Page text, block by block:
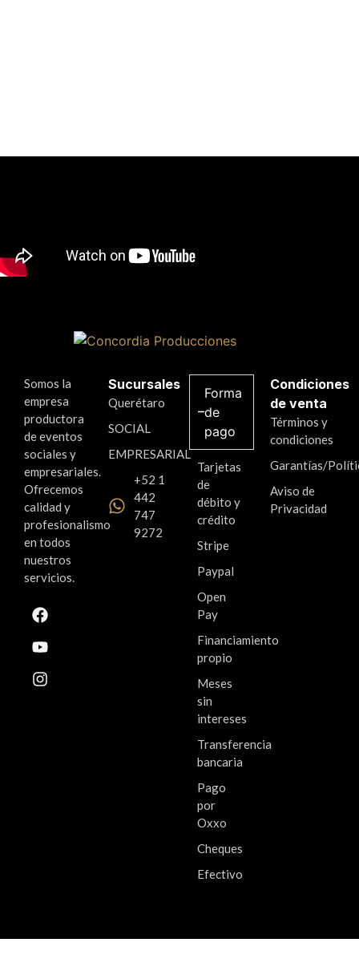
Somos la
empresa
productora
de eventos
sociales y
empresariales.
Ofrecemos
calidad y
profesionalismo
en todos
nuestros
servicios.
Sucursales
Querétaro
SOCIAL
EMPRESARIAL
+52 1
442
747
9272
Forma
de
pago
Tarjetas
de
débito y
crédito
Stripe
Paypal
Open
Pay
Financiamiento
propio
Meses
sin
intereses
Transferencia
bancaria
Pago
por
Oxxo
Cheques
Efectivo
Condiciones
de venta
Términos y
condiciones
Garantías/
Aviso de
Privacidad